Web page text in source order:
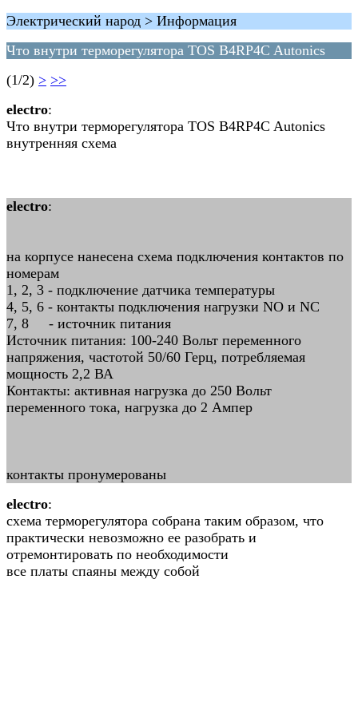
Электрический народ > Информация
Что внутри терморегулятора TOS B4RP4C Autonics
(1/2) > >>
electro:
Что внутри терморегулятора TOS B4RP4C Autonics
внутренняя схема
electro:
на корпусе нанесена схема подключения контактов по
номерам
1, 2, 3 - подключение датчика температуры
4, 5, 6 - контакты подключения нагрузки NO и NC
7, 8 - источник питания
Источник питания: 100-240 Вольт переменного
напряжения, частотой 50/60 Герц, потребляемая
мощность 2,2 ВА
Контакты: активная нагрузка до 250 Вольт
переменного тока, нагрузка до 2 Ампер
контакты пронумерованы
electro:
схема терморегулятора собрана таким образом, что
практически невозможно ее разобрать и
отремонтировать по необходимости
все платы спаяны между собой